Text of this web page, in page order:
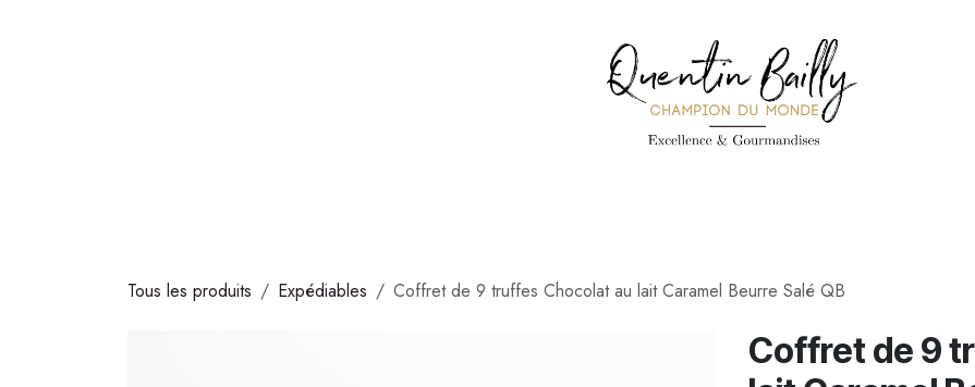
Tous les produits Expédiables Coffret de 9 truffes Chocolat au lait Caramel Beurre Salé QB
Coffret de 9